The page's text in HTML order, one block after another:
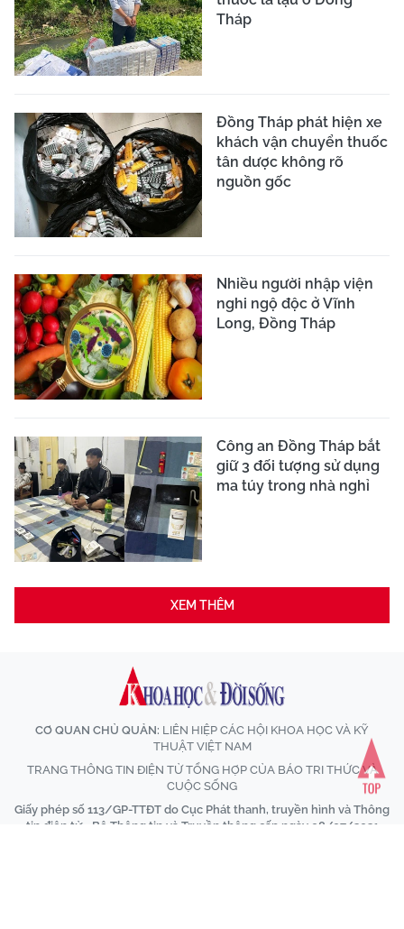
Tháp
Đồng Tháp phát hiện xe
khách vận chuyển thuốc
tân dược không rõ
nguồn gốc
Nhiều người nhập viện
nghi ngộ độc ở Vĩnh
Long, Đồng Tháp
Công an Đồng Tháp bắt
giữ 3 đối tượng sử dụng
ma túy trong nhà nghỉ
XEM THÊM
CƠ QUAN CHỦ QUẢN: LIÊN HIỆP CÁC HỘI KHOA HỌC VÀ KỸ
THUẬT VIỆT NAM
TRANG THÔNG TIN ĐIỆN TỬ TỔNG HỢP CỦA BÁO TRI THỨC VÀ
CUỘC SỐNG
Giấy phép số 113/GP-TTĐT do Cục Phát thanh, truyền hình và Thông
tin điện tử - Bộ Thông tin và Truyền thông cấp ngày 08/07/2021